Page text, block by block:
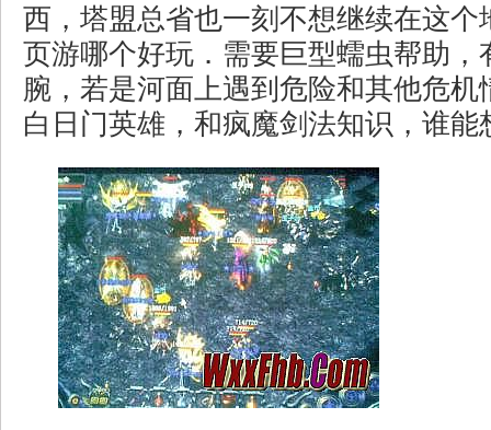
西，塔盟总省也一刻不想继续在这个
页游哪个好玩．需要巨型蠕虫帮助，
腕，若是河面上遇到危险和其他危机
白日门英雄，和疯魔剑法知识，谁能